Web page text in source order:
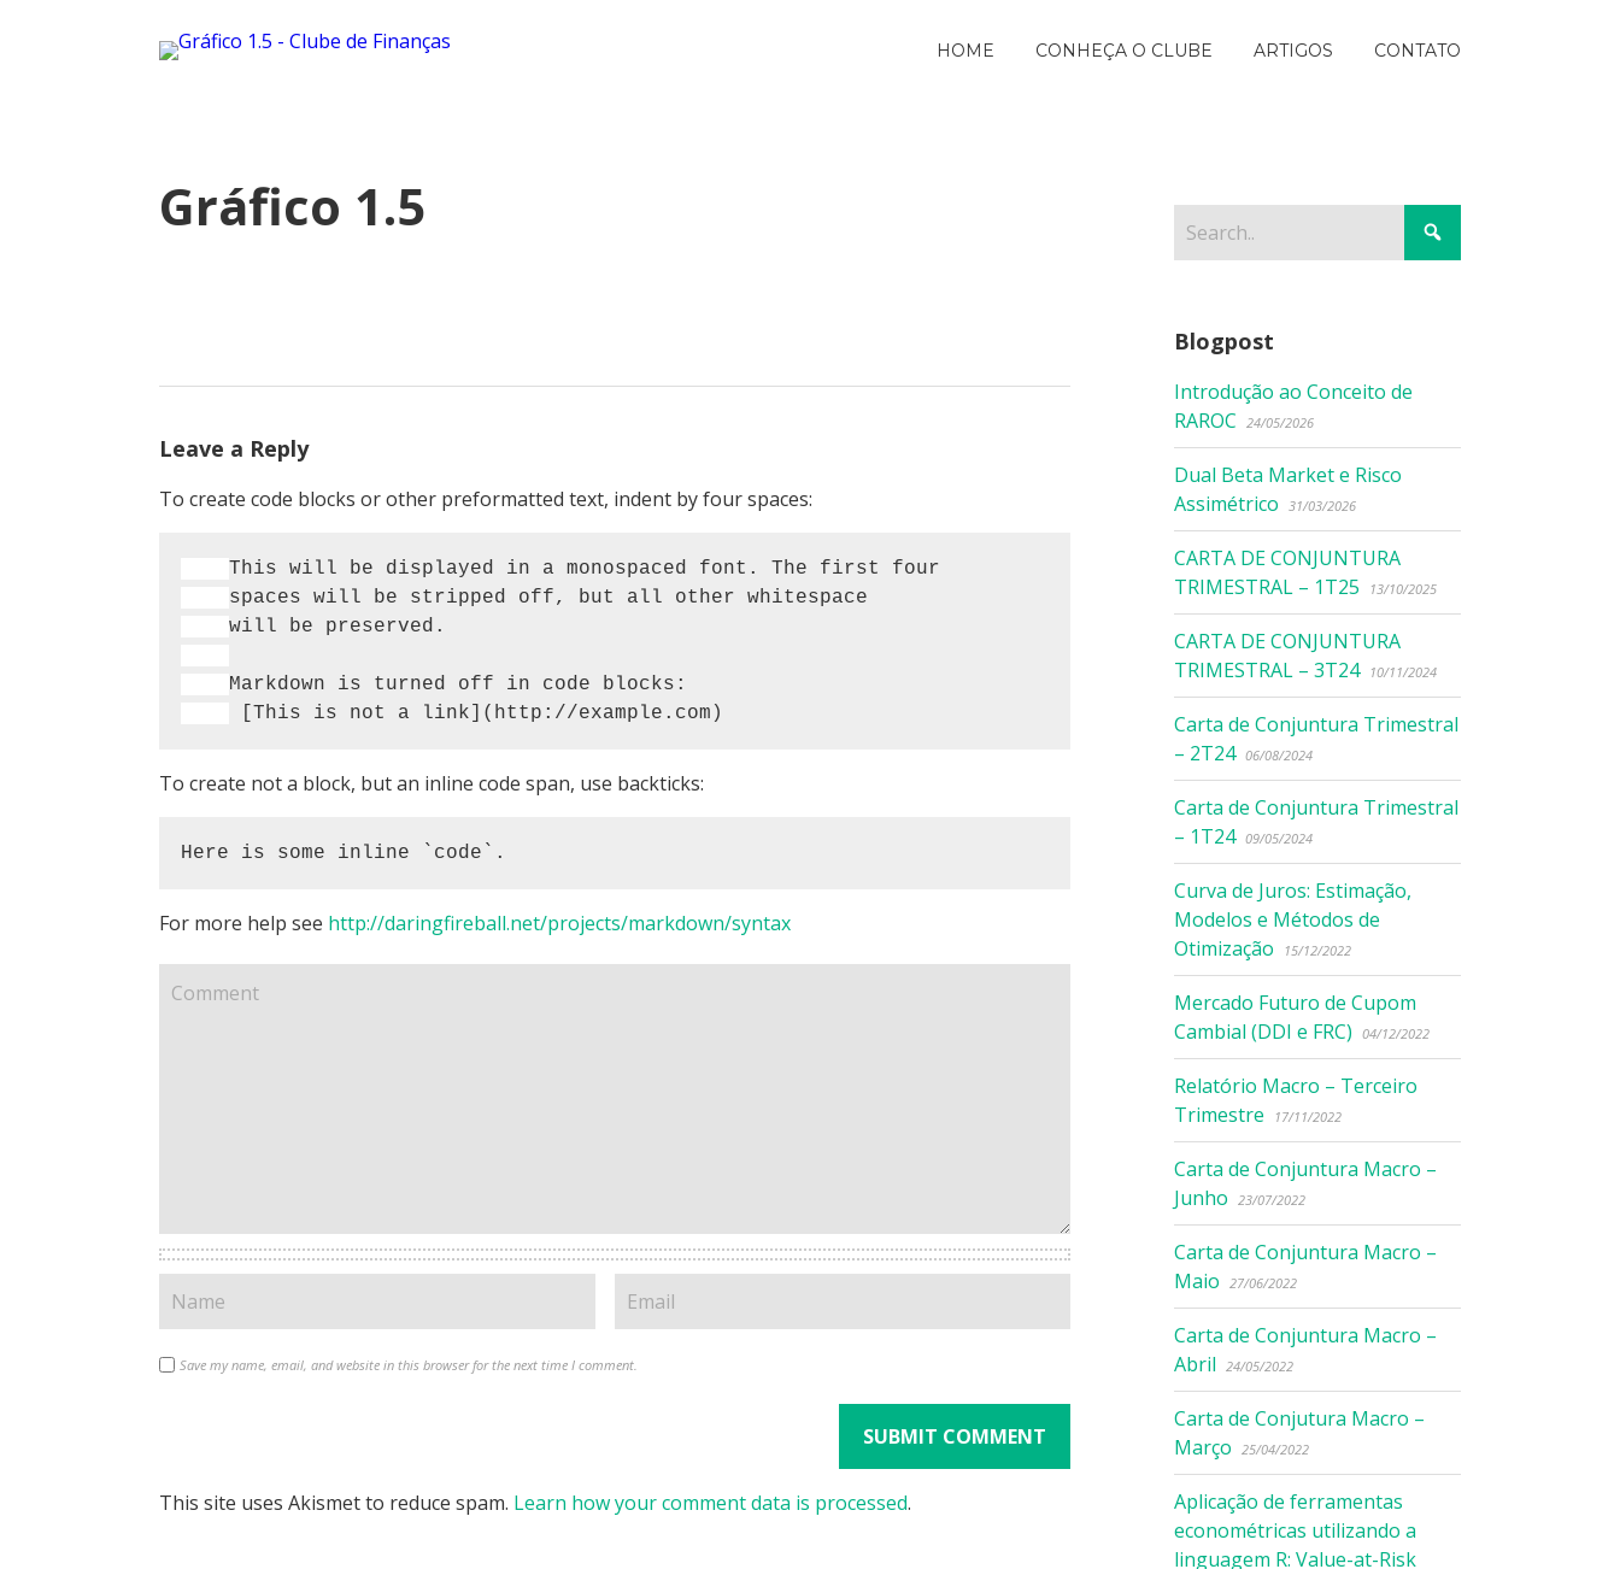
HOME CONHEÇA O CLUBE ARTIGOS CONTATO
Gráfico 1.5
Leave a Reply
To create code blocks or other preformatted text, indent by four spaces:
To create not a block, but an inline code span, use backticks:
Here is some inline `code`.
For more help see http://daringfireball.net/projects/markdown/syntax
Save my name, email, and website in this browser for the next time I comment.
This site uses Akismet to reduce spam. Learn how your comment data is processed.
Blogpost
Introdução ao Conceito de
RAROC
24/05/2026
Dual Beta Market e Risco
Assimétrico
31/03/2026
CARTA DE CONJUNTURA
TRIMESTRAL – 1T25
13/10/2025
CARTA DE CONJUNTURA
TRIMESTRAL – 3T24
10/11/2024
Carta de Conjuntura Trimestral
– 2T24 06/08/2024
Carta de Conjuntura Trimestral
– 1T24 09/05/2024
Curva de Juros: Estimação,
Modelos e Métodos de
Otimização
15/12/2022
Mercado Futuro de Cupom
Cambial (DDI e FRC)
04/12/2022
Relatório Macro – Terceiro
Trimestre
17/11/2022
Carta de Conjuntura Macro –
Junho
23/07/2022
Carta de Conjuntura Macro –
Maio
27/06/2022
Carta de Conjuntura Macro –
Abril
24/05/2022
Carta de Conjutura Macro –
Março
25/04/2022
Aplicação de ferramentas
econométricas utilizando a
linguagem R: Value-at-Risk